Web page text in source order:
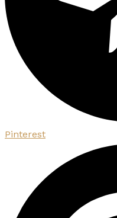
Pinterest